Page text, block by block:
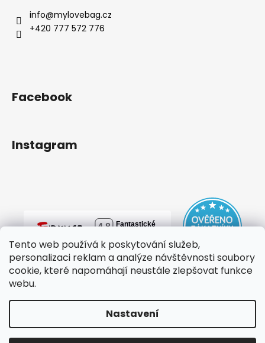
Tento web používá k poskytování služeb,
personalizaci reklam a analýze návštěvnosti soubory
cookie, které napomáhají neustále zlepšovat funkce
webu.
Nastavení
info@mylovebag.cz
+420 777 572 776
Facebook
Instagram
Copyright 2026mylovebag. Všechna práva vyhrazena.